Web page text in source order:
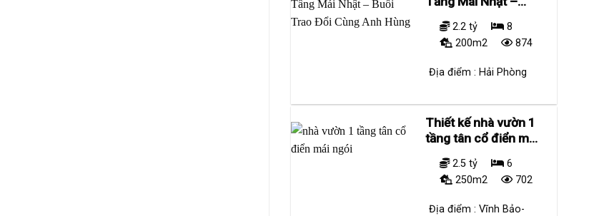
Anh Hùng
2.2 tỷ
8
200m2
874
Địa điểm : Hải Phòng
Thiết kế nhà vườn 1
tầng tân cổ điển mái
2.5 tỷ
6
250m2
702
Địa điểm :Vĩnh Bảo-